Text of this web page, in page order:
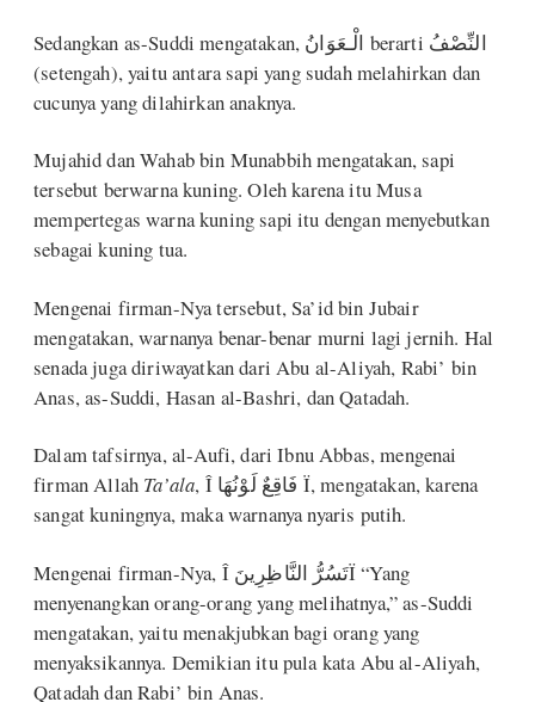
Sedangkan as-Suddi mengatakan, الْـعَوَانُ berarti النِّصْفُ
(setengah), yaitu antara sapi yang sudah melahirkan dan
cucunya yang dilahirkan anaknya.
Mujahid dan Wahab bin Munabbih mengatakan, sapi
tersebut berwarna kuning. Oleh karena itu Musa
mempertegas warna kuning sapi itu dengan menyebutkan
sebagai kuning tua.
Mengenai firman-Nya tersebut, Sa’id bin Jubair
mengatakan, warnanya benar-benar murni lagi jernih. Hal
senada juga diriwayatkan dari Abu al-Aliyah, Rabi’ bin
Anas, as-Suddi, Hasan al-Bashri, dan Qatadah.
Dalam tafsirnya, al-Aufi, dari Ibnu Abbas, mengenai
firman Allah Ta’ala, Î فَاقِعٌ لَوْنُهَا Ï, mengatakan, karena
sangat kuningnya, maka warnanya nyaris putih.
Mengenai firman-Nya, Î تَسُرُّ النَّاظِرِينَÏ “Yang
menyenangkan orang-orang yang melihatnya,” as-Suddi
mengatakan, yaitu menakjubkan bagi orang yang
menyaksikannya. Demikian itu pula kata Abu al-Aliyah,
Qatadah dan Rabi’ bin Anas.